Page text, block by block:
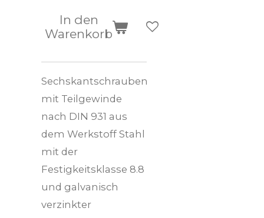
In den
Warenkorb
Sechskantschrauben
mit Teilgewinde
nach DIN 931 aus
dem Werkstoff Stahl
mit der
Festigkeitsklasse 8.8
und galvanisch
verzinkter